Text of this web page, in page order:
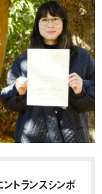
トランスシンボ